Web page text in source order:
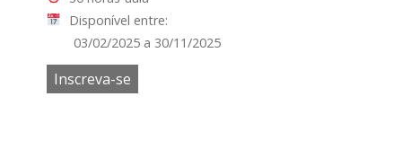
Disponível entre:
03/02/2025 a 30/11/2025
Inscreva-se